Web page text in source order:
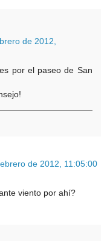
de 2012,
por el paseo de San
de 2012, 11:05:00
viento por ahí?